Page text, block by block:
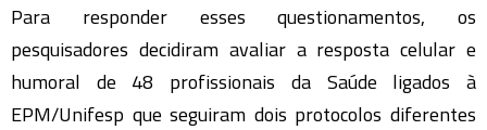
Para responder esses questionamentos, os
pesquisadores decidiram avaliar a resposta celular e
humoral de 48 profissionais da Saúde ligados à
EPM/Unifesp que seguiram dois protocolos diferentes